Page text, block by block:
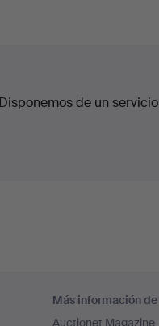
de un
Más información
Auctionet Magazine